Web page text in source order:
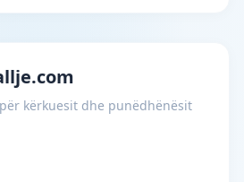
kërkuesit dhe punëdhënësit